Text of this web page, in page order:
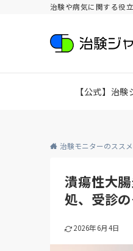
治験や病気に関する役
【公式】治
治験モニターのススメ
潰瘍性大
処、受診
2026年6月4日